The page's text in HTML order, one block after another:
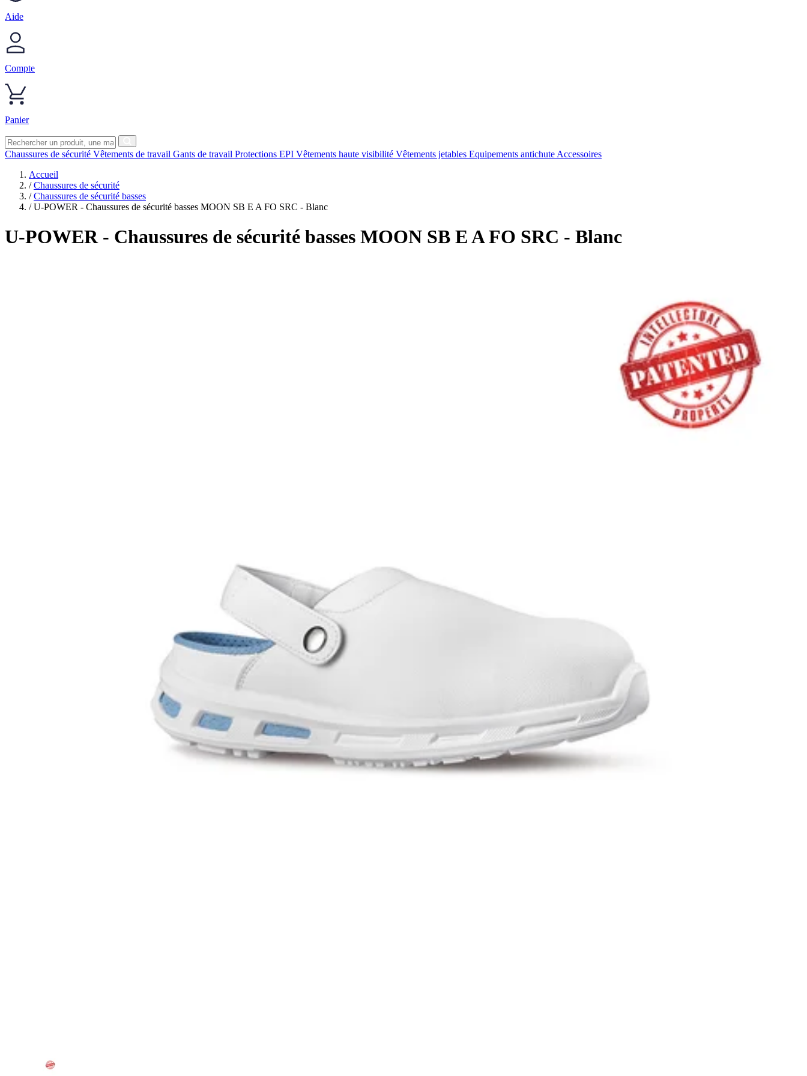
Aide
Compte
Panier
Chaussures de sécurité Vêtements de travail Gants de travail Protections EPI Vêtements haute visibilité Vêtements jetables Equipements antichute Accessoires
Accueil
/ Chaussures de sécurité
/ Chaussures de sécurité basses
/ U-POWER - Chaussures de sécurité basses MOON SB E A FO SRC - Blanc
U-POWER - Chaussures de sécurité basses MOON SB E A FO SRC - Blanc